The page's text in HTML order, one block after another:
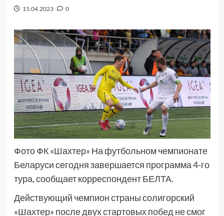
15.04.2023 0
Фото ФК «Шахтер» На футбольном чемпионате
Беларуси сегодня завершается программа 4-го
тура, сообщает корреспондент БЕЛТА.
Действующий чемпион страны солигорский
«Шахтер» после двух стартовых побед не смог